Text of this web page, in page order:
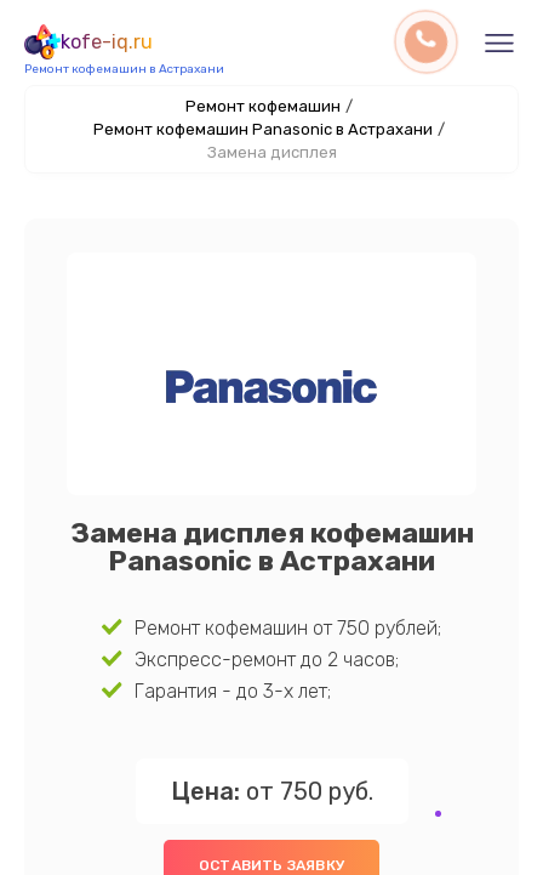
kofe-iq.ru
Ремонт кофемашин в Астрахани
Ремонт кофемашин /
Ремонт кофемашин Panasonic в Астрахани /
Замена дисплея
Замена дисплея кофемашин
Panasonic в Астрахани
Ремонт кофемашин от 750 рублей;
Экспресс-ремонт до 2 часов;
Гарантия - до 3-х лет;
Цена: от 750 руб.
ОСТАВИТЬ ЗАЯВКУ